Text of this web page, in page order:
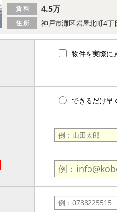
住 所 神戸市灘区岩屋北町4丁
賃 料 4.5万
物件を実際に
できるだけ早く